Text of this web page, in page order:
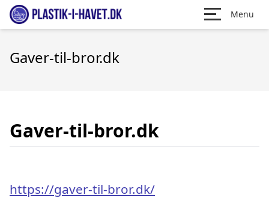
Menu
Gaver-til-bror.dk
Gaver-til-bror.dk
https://gaver-til-bror.dk/